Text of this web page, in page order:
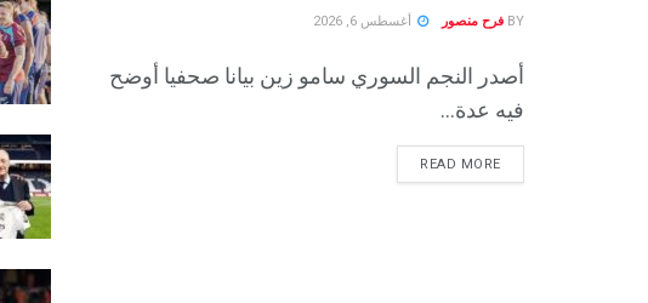
BY فرح منصور أغسطس 6, 2026
أصدر النجم السوري سامو زين بيانا صحفيا أوضح
فيه عدة...
READ MORE